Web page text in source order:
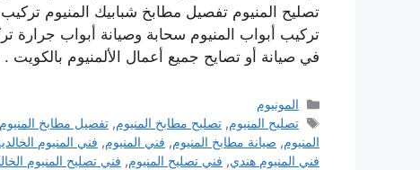
تصليح المنيوم تفصيل مطابخ شبابيك المنيوم
في صيانة أو تصايح جميع أعمال الألمنيوم بالكويت
التصنيفات
المونيوم
الوسوم
تصليح المنيوم,تصليح مطابخ المنيوم,تفصيل مطابخ المنيوم
المنيوم, صيانة مطابخ المنيوم, فني المنيوم, فني المنيوم
فني المنيوم هندي, فني تصليح المنيوم, فني تصليح المنيوم